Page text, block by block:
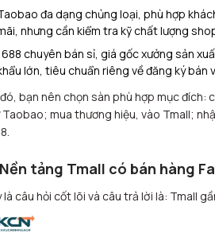
đa dạng chủng loại, phù hợp
nhưng cần kiểm tra kỹ chất lượng
chuyên bán sỉ, giá gốc xưởng sản
lớn, tiêu chuẩn riêng về đăng ký bán
bạn nên chọn sàn phù hợp mục đích:
mua thương hiệu, vào Tmall;
tảng Tmall có bán hàng
câu hỏi cốt lõi và câu trả lời là: Tmall